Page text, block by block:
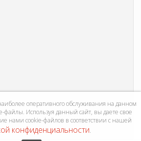
оперативного обслуживания на данном
файлы. Используя данный сайт, вы даете свое
нами cookie-файлов в соответствии с нашей
конфиденциальности.